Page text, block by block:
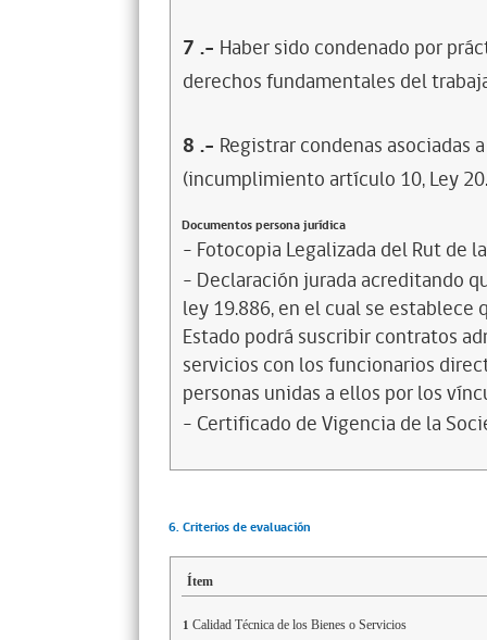
7 .- Haber sido condenado por
derechos fundamentales del
8 .- Registrar condenas asociadas
(incumplimiento artículo 10, Ley
Documentos persona jurídica
- Fotocopia Legalizada del Rut de
- Declaración jurada acreditando
ley 19.886, en el cual se
Estado podrá suscribir contratos
servicios con los funcionarios
personas unidas a ellos por los
- Certificado de Vigencia de la
6. Criterios de evaluación
Ítem
1 Calidad Técnica de los Bienes o Servicios